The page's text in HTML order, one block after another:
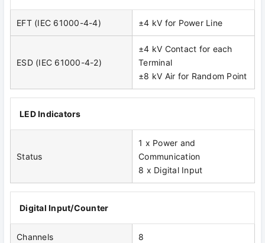
EFT (IEC 61000-4-4) ±4 kV for Power Line
ESD (IEC 61000-4-2)
±4 kV Contact for each
Terminal
±8 kV Air for Random Point
LED Indicators
Status
1 x Power and
Communication
8 x Digital Input
Digital Input/Counter
Channels 8